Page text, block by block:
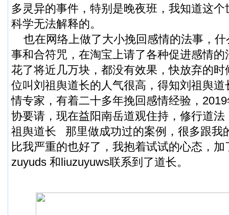
多灵异的事件，特别是晚夜班，我知道这
科学无法解释的。
也在网络上做了大小挽回感情的法事，什
事和合符咒，在淘宝上请了各种促进感情
花了将近几万块，都没有效果，快放弃的
位叫刘祖舆道长的人气很高，得知刘祖舆
情专家，有着二十多年挽回感情经验，
协要请，现在益阳南岳道观住持，修行道
祖舆道长 那里做成功过的案例，很多跟我
比我严重的也好了，我抱着试试的心态，
zuyuds 和liuzuyuws联系到了道长。